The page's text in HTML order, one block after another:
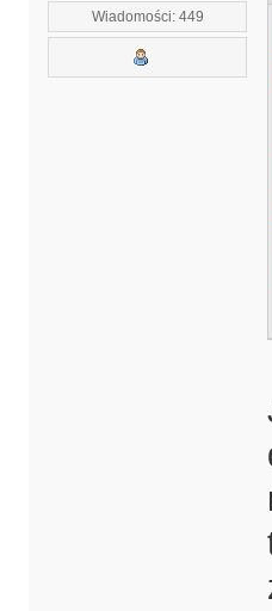
Wiadomości: 449